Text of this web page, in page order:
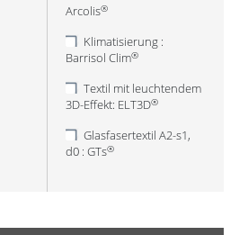
Arcolis®
Klimatisierung :
Barrisol Clim®
Textil mit leuchtendem
3D-Effekt: ELT3D®
Glasfasertextil A2-s1,
d0 : GTs®